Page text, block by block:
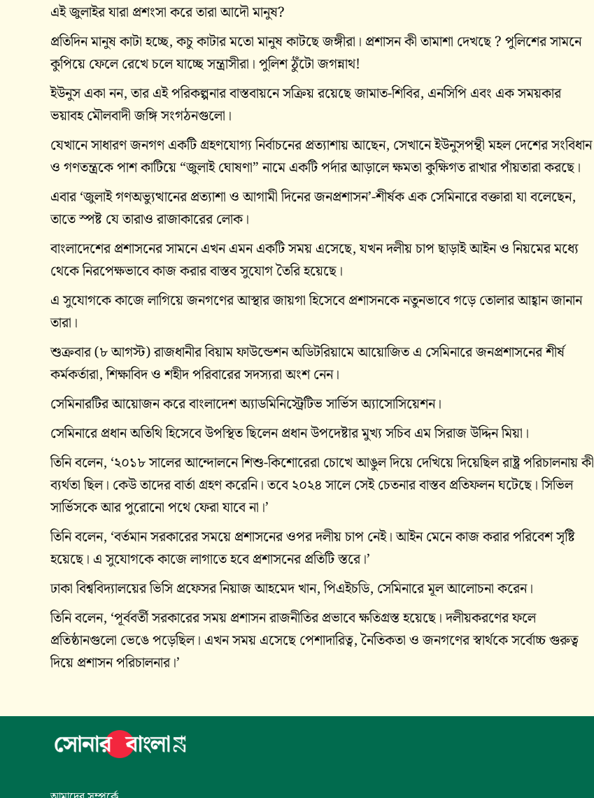
এই জুলাইর যারা প্রশংসা করে তারা আদৌ মানুষ?
প্রতিদিন মানুষ কাটা হচ্ছে, কচু কাটার মতো মানুষ কাটছে জঙ্গীরা। প্রশাসন কী তামাশা দেখছে ? পুলিশের সামনে
কুপিয়ে ফেলে রেখে চলে যাচ্ছে সন্ত্রাসীরা। পুলিশ ঠুঁটো জগন্নাথ!
ইউনুস একা নন, তার এই পরিকল্পনার বাস্তবায়নে সক্রিয় রয়েছে জামাত-শিবির, এনসিপি এবং এক সময়কার
ভয়াবহ মৌলবাদী জঙ্গি সংগঠনগুলো।
যেখানে সাধারণ জনগণ একটি গ্রহণযোগ্য নির্বাচনের প্রত্যাশায় আছেন, সেখানে ইউনুসপন্থী মহল দেশের সংবিধান
ও গণতন্ত্রকে পাশ কাটিয়ে “জুলাই ঘোষণা” নামে একটি পর্দার আড়ালে ক্ষমতা কুক্ষিগত রাখার পাঁয়তারা করছে।
এবার ‘জুলাই গণঅভ্যুত্থানের প্রত্যাশা ও আগামী দিনের জনপ্রশাসন’-শীর্ষক এক সেমিনারে বক্তারা যা বলেছেন,
তাতে স্পষ্ট যে তারাও রাজাকারের লোক।
বাংলাদেশের প্রশাসনের সামনে এখন এমন একটি সময় এসেছে, যখন দলীয় চাপ ছাড়াই আইন ও নিয়মের মধ্যে
থেকে নিরপেক্ষভাবে কাজ করার বাস্তব সুযোগ তৈরি হয়েছে।
এ সুযোগকে কাজে লাগিয়ে জনগণের আস্থার জায়গা হিসেবে প্রশাসনকে নতুনভাবে গড়ে তোলার আহ্বান জানান
তারা।
শুক্রবার (৮ আগস্ট) রাজধানীর বিয়াম ফাউন্ডেশন অডিটরিয়ামে আয়োজিত এ সেমিনারে জনপ্রশাসনের শীর্ষ
কর্মকর্তারা, শিক্ষাবিদ ও শহীদ পরিবারের সদস্যরা অংশ নেন।
সেমিনারটির আয়োজন করে বাংলাদেশ অ্যাডমিনিস্ট্রেটিভ সার্ভিস অ্যাসোসিয়েশন।
সেমিনারে প্রধান অতিথি হিসেবে উপস্থিত ছিলেন প্রধান উপদেষ্টার মুখ্য সচিব এম সিরাজ উদ্দিন মিয়া।
তিনি বলেন, ‘২০১৮ সালের আন্দোলনে শিশু-কিশোরেরা চোখে আঙুল দিয়ে দেখিয়ে দিয়েছিল রাষ্ট্র পরিচালনায় কী
ব্যর্থতা ছিল। কেউ তাদের বার্তা গ্রহণ করেনি। তবে ২০২৪ সালে সেই চেতনার বাস্তব প্রতিফলন ঘটেছে। সিভিল
সার্ভিসকে আর পুরোনো পথে ফেরা যাবে না।’
তিনি বলেন, ‘বর্তমান সরকারের সময়ে প্রশাসনের ওপর দলীয় চাপ নেই। আইন মেনে কাজ করার পরিবেশ সৃষ্টি
হয়েছে। এ সুযোগকে কাজে লাগাতে হবে প্রশাসনের প্রতিটি স্তরে।’
ঢাকা বিশ্ববিদ্যালয়ের ভিসি প্রফেসর নিয়াজ আহমেদ খান, পিএইচডি, সেমিনারে মূল আলোচনা করেন।
তিনি বলেন, ‘পূর্ববর্তী সরকারের সময় প্রশাসন রাজনীতির প্রভাবে ক্ষতিগ্রস্ত হয়েছে। দলীয়করণের ফলে
প্রতিষ্ঠানগুলো ভেঙে পড়েছিল। এখন সময় এসেছে পেশাদারিত্ব, নৈতিকতা ও জনগণের স্বার্থকে সর্বোচ্চ গুরুত্ব
দিয়ে প্রশাসন পরিচালনার।’